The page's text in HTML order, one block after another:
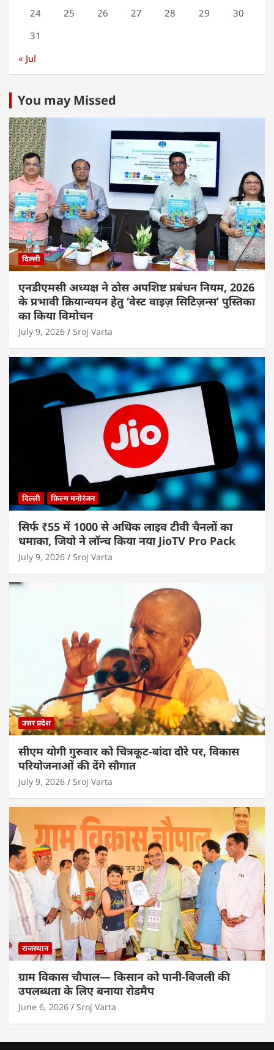
24 25 26 27 28 29
30
31
« Jul
You may Missed
दिल्ली
एनडीएमसी अध्यक्ष ने ठोस अपशिष्ट प्रबंधन नियम, 2026
के प्रभावी क्रियान्वयन हेतु ‘वेस्ट वाइज़ सिटिज़न्स’ पुस्तिका
का किया विमोचन
July 9, 2026 Sroj Varta
दिल्ली फ़िल्म मनोरंजन
सिर्फ ₹55 में 1000 से अधिक लाइव टीवी चैनलों का
धमाका, जियो ने लॉन्च किया नया JioTV Pro Pack
July 9, 2026 Sroj Varta
उत्तर प्रदेश
सीएम योगी गुरुवार को चित्रकूट-बांदा दौरे पर, विकास
परियोजनाओं की देंगे सौगात
July 9, 2026 Sroj Varta
राजस्थान
ग्राम विकास चौपाल— किसान को पानी-बिजली की
उपलब्धता के लिए बनाया रोडमैप
June 6, 2026 Sroj Varta